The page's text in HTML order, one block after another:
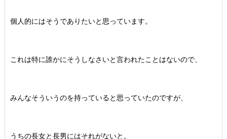
個人的にはそうでありたいと思っています。
これは特に誰かにそうしなさいと言われたことはないので、
みんなそういうのを持っていると思っていたのですが、
うちの長女と長男にはそれがないと。